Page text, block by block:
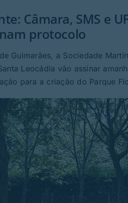
Câmara, SMS e
protocolo
Guimarães, a Sociedade
Leocádia vão assinar
para a criação do Parque